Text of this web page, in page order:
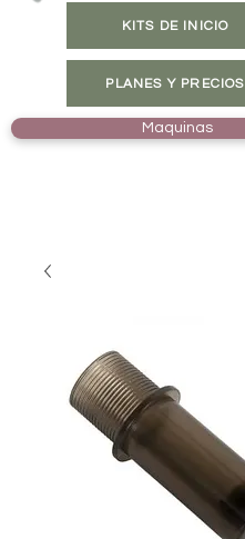
KITS DE INICIO
PLANES Y PRECIOS
Maquinas